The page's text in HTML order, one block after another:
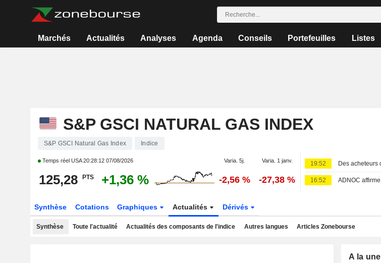
Marchés Actualités Analyses Agenda Conseils Portefeuilles Listes
S&P GSCI NATURAL GAS INDEX
S&P GSCI Natural Gas Index Indice
Temps réel USA20:28:12 07/08/2026 Varia. 5j. Varia. 1 janv.
125,28 PTS +1,36 % -2,56 % -27,38 %
19:52
16:52
Synthèse Cotations Graphiques Actualités Dérivés
Synthèse Toute l'actualité Actualités des composants de l'indice Autres langues Articles Zonebourse
A la une